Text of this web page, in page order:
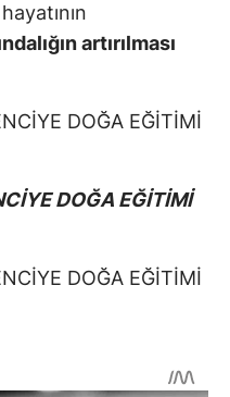
artırılması
DOĞA EĞİTİMİ